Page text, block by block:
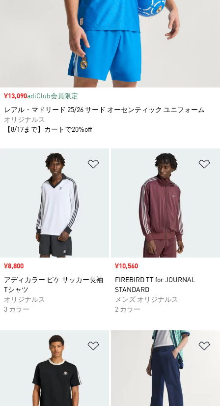
ほしいものリストに追加
セール価格
¥8,800
アディカラー ピケ サッカー長袖
Tシャツ
オリジナルス
3 カラー
セール価格
¥10,560
FIREBIRD TT for JOURNAL
STANDARD
メンズ オリジナルス
2 カラー
ほしいものリストに追加
セール価格
¥13,090adiClub会員限定
レアル・マドリード 25/26 サード オーセンティック ユニフォーム
オリジナルス
【8/17まで】カートで20%off